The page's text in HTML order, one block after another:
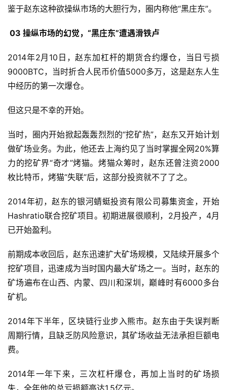
鉴于赵东这种欲操纵市场的大胆行为，圈内称他“黑庄东”。
03 操纵市场的幻觉，“黑庄东”遭遇滑铁卢
2014年2月10日，赵东加杠杆的期货合约爆仓，当日亏损
9000BTC，当时折合人民币价值5000多万，这是赵东人生
中经历的第一次爆仓。
但这只是不幸的开始。
当时，圈内开始掀起轰轰烈烈的“挖矿热”，赵东又开始计划
做矿场业务。为此，他还去上海约见了当时掌握全网20%算
力的挖矿界“奇才”烤猫。烤猫众筹时，赵东还曾注资2000
枚比特币，烤猫“失联”后，这部分投资就不了了之。
2014年初，赵东的银河蜻蜓投资有限公司募集资金，开始
Hashratio联合挖矿项目。初期进展很顺利，2月投产，4月
已开始盈利。
前期成本收回后，赵东迅速扩大矿场规模，又陆续开展多个
挖矿项目，迅速成为当时国内最大矿场之一。当时，赵东的
矿场遍布在山西、内蒙、四川和深圳，巅峰时有6000多台
矿机。
2014年下半年，区块链行业步入熊市。赵东由于失误判断
周期行情，且缺乏防风险意识，其矿场收益无法承担巨额电
费。
2014年一年下来，三次杠杆爆仓，再加上当时的矿场损